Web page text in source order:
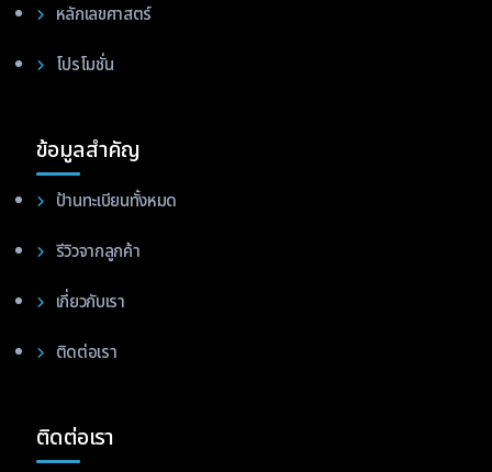
หลักเลขศาสตร์
โปรโมชั่น
ข้อมูลสำคัญ
ป้านทะเบียนทั้งหมด
รีวิวจากลูกค้า
เกี่ยวกับเรา
ติดต่อเรา
ติดต่อเรา